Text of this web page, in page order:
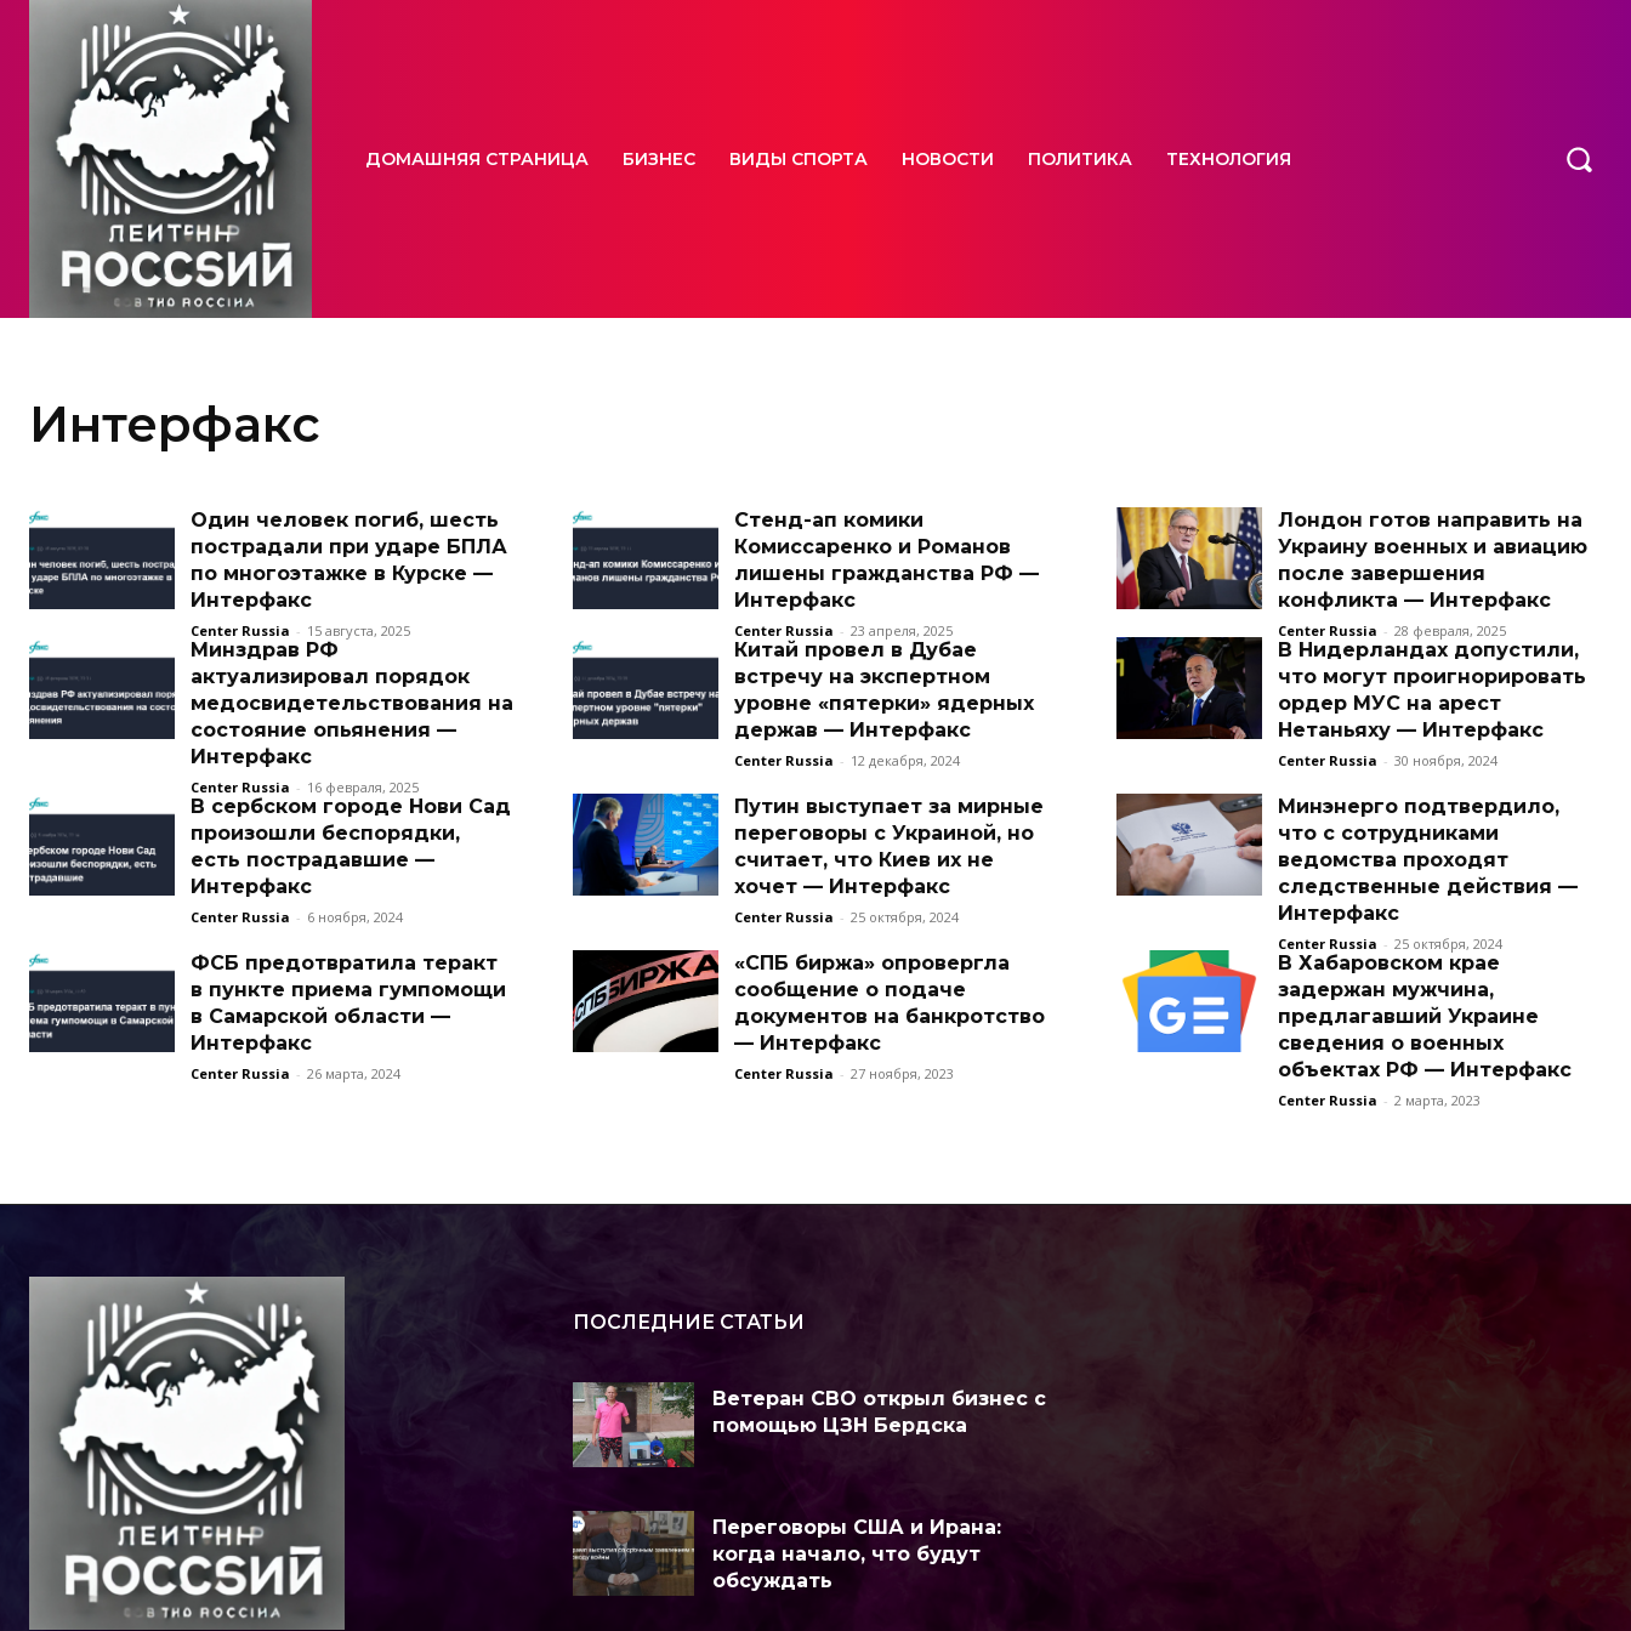
ДОМАШНЯЯ СТРАНИЦА БИЗНЕС ВИДЫ СПОРТА НОВОСТИ ПОЛИТИКА ТЕХНОЛОГИЯ
Интерфакс
Один человек погиб, шесть
пострадали при ударе БПЛА
по многоэтажке в Курске —
Интерфакс
Center Russia - 15 августа, 2025
Стенд-ап комики
Комиссаренко и Романов
лишены гражданства РФ —
Интерфакс
Center Russia - 23 апреля, 2025
Лондон готов направить на
Украину военных и авиацию
после завершения
конфликта — Интерфакс
Center Russia - 28 февраля, 2025
Минздрав РФ
актуализировал порядок
медосвидетельствования на
состояние опьянения —
Интерфакс
Center Russia - 16 февраля, 2025
Китай провел в Дубае
встречу на экспертном
уровне «пятерки» ядерных
держав — Интерфакс
Center Russia - 12 декабря, 2024
В Нидерландах допустили,
что могут проигнорировать
ордер МУС на арест
Нетаньяху — Интерфакс
Center Russia - 30 ноября, 2024
В сербском городе Нови Сад
произошли беспорядки,
есть пострадавшие —
Интерфакс
Center Russia - 6 ноября, 2024
Путин выступает за мирные
переговоры с Украиной, но
считает, что Киев их не
хочет — Интерфакс
Center Russia - 25 октября, 2024
Минэнерго подтвердило,
что с сотрудниками
ведомства проходят
следственные действия —
Интерфакс
Center Russia - 25 октября, 2024
ФСБ предотвратила теракт
в пункте приема гумпомощи
в Самарской области —
Интерфакс
Center Russia - 26 марта, 2024
«СПБ биржа» опровергла
сообщение о подаче
документов на банкротство
— Интерфакс
Center Russia - 27 ноября, 2023
В Хабаровском крае
задержан мужчина,
предлагавший Украине
сведения о военных
объектах РФ — Интерфакс
Center Russia - 2 марта, 2023
ПОСЛЕДНИЕ СТАТЬИ
Ветеран СВО открыл бизнес с
помощью ЦЗН Бердска
Переговоры США и Ирана:
когда начало, что будут
обсуждать